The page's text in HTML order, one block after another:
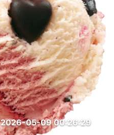
2026-05-09 00:26:29